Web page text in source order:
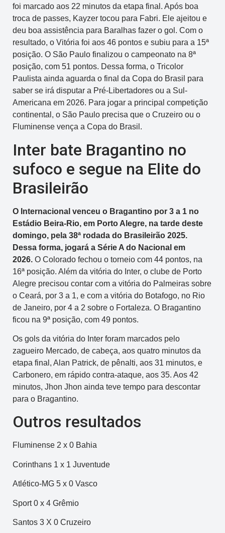
foi marcado aos 22 minutos da etapa final. Após boa
troca de passes, Kayzer tocou para Fabri. Ele ajeitou e
deu boa assistência para Baralhas fazer o gol. Com o
resultado, o Vitória foi aos 46 pontos e subiu para a 15ª
posição. O São Paulo finalizou o campeonato na 8ª
posição, com 51 pontos. Dessa forma, o Tricolor
Paulista ainda aguarda o final da Copa do Brasil para
saber se irá disputar a Pré-Libertadores ou a Sul-
Americana em 2026. Para jogar a principal competição
continental, o São Paulo precisa que o Cruzeiro ou o
Fluminense vença a Copa do Brasil.
Inter bate Bragantino no
sufoco e segue na Elite do
Brasileirão
O Internacional venceu o Bragantino por 3 a 1 no
Estádio Beira-Rio, em Porto Alegre, na tarde deste
domingo, pela 38ª rodada do Brasileirão 2025.
Dessa forma, jogará a Série A do Nacional em
2026. O Colorado fechou o torneio com 44 pontos, na
16ª posição. Além da vitória do Inter, o clube de Porto
Alegre precisou contar com a vitória do Palmeiras sobre
o Ceará, por 3 a 1, e com a vitória do Botafogo, no Rio
de Janeiro, por 4 a 2 sobre o Fortaleza. O Bragantino
ficou na 9ª posição, com 49 pontos.
Os gols da vitória do Inter foram marcados pelo
zagueiro Mercado, de cabeça, aos quatro minutos da
etapa final, Alan Patrick, de pênalti, aos 31 minutos, e
Carbonero, em rápido contra-ataque, aos 35. Aos 42
minutos, Jhon Jhon ainda teve tempo para descontar
para o Bragantino.
Outros resultados
Fluminense 2 x 0 Bahia
Corinthans 1 x 1 Juventude
Atlético-MG 5 x 0 Vasco
Sport 0 x 4 Grêmio
Santos 3 X 0 Cruzeiro